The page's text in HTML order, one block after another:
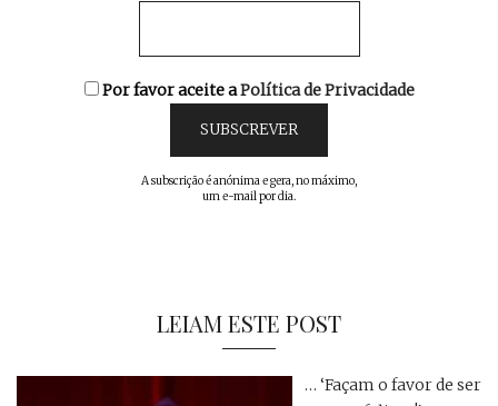
Por favor aceite aPolítica de Privacidade
A subscrição é anónima e gera, no máximo,
um e-mail por dia.
LEIAM ESTE POST
… ‘Façam o favor de ser